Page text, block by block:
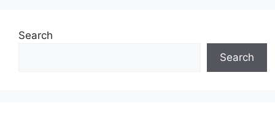
Search
Search